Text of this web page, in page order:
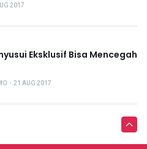
2017
Eksklusif Bisa Mencegah
・ 21 AUG 2017